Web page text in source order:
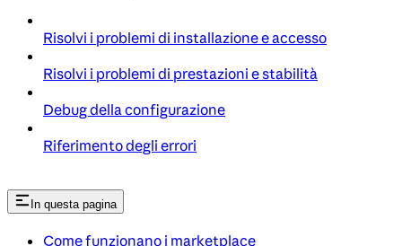
Risolvi i problemi di installazione e accesso
Risolvi i problemi di prestazioni e stabilità
Debug della configurazione
Riferimento degli errori
In questa pagina
Come funzionano i marketplace